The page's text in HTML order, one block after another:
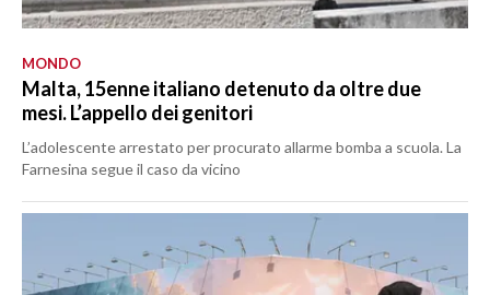
MONDO
Malta, 15enne italiano detenuto da oltre due
mesi. L’appello dei genitori
L’adolescente arrestato per procurato allarme bomba a scuola. La
Farnesina segue il caso da vicino